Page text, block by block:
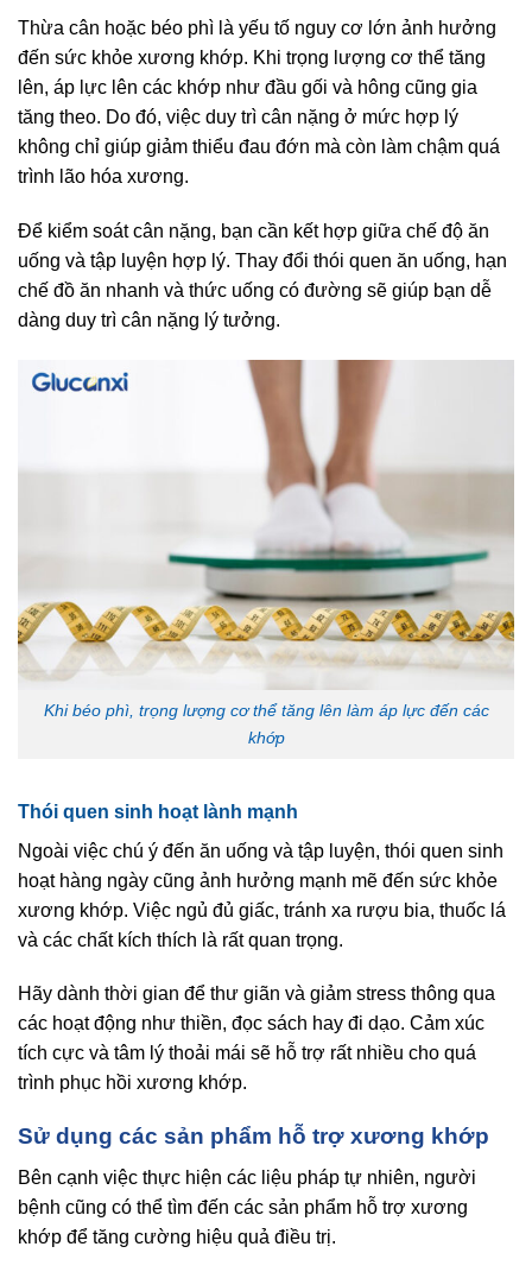
Thừa cân hoặc béo phì là yếu tố nguy cơ lớn ảnh hưởng
đến sức khỏe xương khớp. Khi trọng lượng cơ thể tăng
lên, áp lực lên các khớp như đầu gối và hông cũng gia
tăng theo. Do đó, việc duy trì cân nặng ở mức hợp lý
không chỉ giúp giảm thiểu đau đớn mà còn làm chậm quá
trình lão hóa xương.
Để kiểm soát cân nặng, bạn cần kết hợp giữa chế độ ăn
uống và tập luyện hợp lý. Thay đổi thói quen ăn uống, hạn
chế đồ ăn nhanh và thức uống có đường sẽ giúp bạn dễ
dàng duy trì cân nặng lý tưởng.
Khi béo phì, trọng lượng cơ thể tăng lên làm áp lực đến các
khớp
Thói quen sinh hoạt lành mạnh
Ngoài việc chú ý đến ăn uống và tập luyện, thói quen sinh
hoạt hàng ngày cũng ảnh hưởng mạnh mẽ đến sức khỏe
xương khớp. Việc ngủ đủ giấc, tránh xa rượu bia, thuốc lá
và các chất kích thích là rất quan trọng.
Hãy dành thời gian để thư giãn và giảm stress thông qua
các hoạt động như thiền, đọc sách hay đi dạo. Cảm xúc
tích cực và tâm lý thoải mái sẽ hỗ trợ rất nhiều cho quá
trình phục hồi xương khớp.
Sử dụng các sản phẩm hỗ trợ xương khớp
Bên cạnh việc thực hiện các liệu pháp tự nhiên, người
bệnh cũng có thể tìm đến các sản phẩm hỗ trợ xương
khớp để tăng cường hiệu quả điều trị.